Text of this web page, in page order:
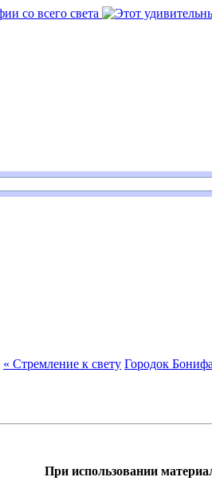
« Стремление к свету Городок
При использовании